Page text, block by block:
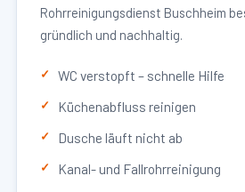
Rohrreinigungsdienst Buschheim
gründlich und nachhaltig.
WC verstopft – schnelle Hilfe
Küchenabfluss reinigen
Dusche läuft nicht ab
Kanal- und Fallrohrreinigung